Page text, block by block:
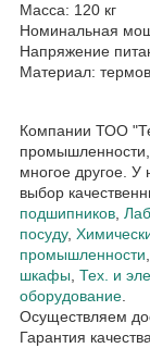
Масса: 120 кг
Номинальная
Напряжение
Материал:
Компании ТОО
многое другое. У
выбор
подшипников,
посуду,
промышленности,
шкафы, Тех. и
оборудование.
Осуществляем
Гарантия